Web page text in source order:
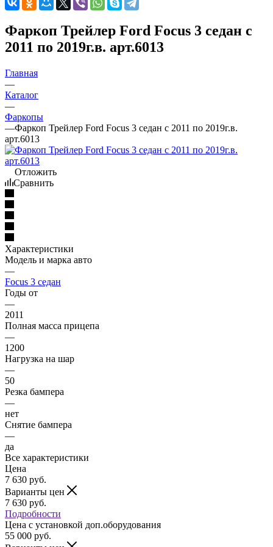
Фаркоп Трейлер Ford Focus 3 седан с
2011 по 2019г.в. арт.6013
Главная
—
Каталог
—
Фаркопы
—Фаркоп Трейлер Ford Focus 3 седан с 2011 по 2019г.в.
арт.6013
Отложить
Сравнить
Характеристики
Модель и марка авто
—
Focus 3 седан
Годы от
—
2011
Полная масса прицепа
—
1200
Нагрузка на шар
—
50
Резка бампера
—
нет
Снятие бампера
—
да
Все характеристики
Цена
7 630 руб.
Варианты цен
7 630 руб.
Подробности
Цена c установкой доп.оборудования
55 000 руб.